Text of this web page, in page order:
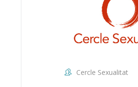
Cercle Sexualitat